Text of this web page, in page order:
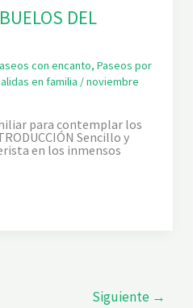
DEL
con encanto, Paseos por
en familia /noviembre
para contemplar los
Sencillo y
en los inmensos
Siguiente →